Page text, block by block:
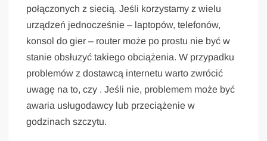
połączonych z siecią. Jeśli korzystamy z wielu
urządzeń jednocześnie – laptopów, telefonów,
konsol do gier – router może po prostu nie być w
stanie obsłuzyć takiego obciążenia. W przypadku
problemów z dostawcą internetu warto zwrócić
uwagę na to, czy . Jeśli nie, problemem może być
awaria usługodawcy lub przeciążenie w
godzinach szczytu.